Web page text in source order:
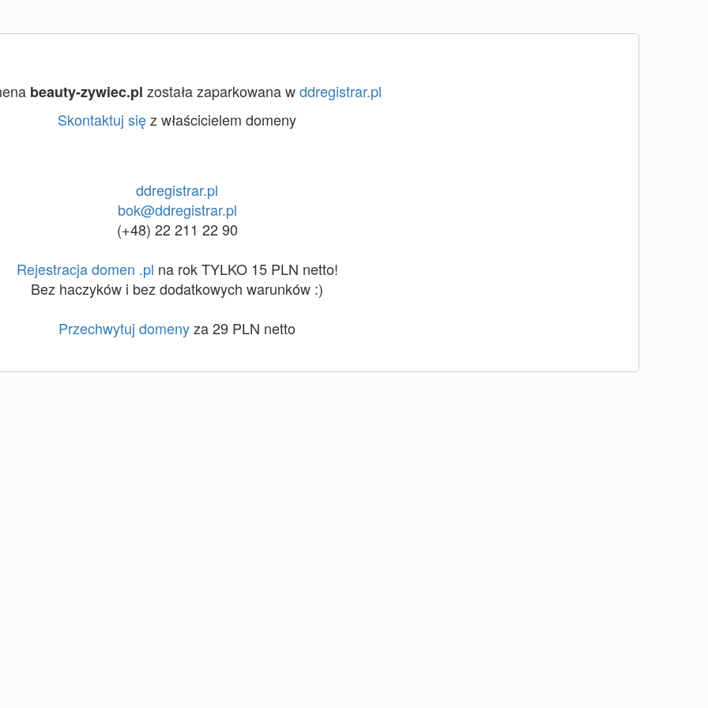
beauty-zywiec.pl została zaparkowana wddregistrar.pl
Skontaktuj sięz właścicielem domeny
ddregistrar.pl
bok@ddregistrar.pl
(+48) 22 211 22 90
Rejestracja domen .pl na rok TYLKO 15 PLN netto!
Bez haczyków i bez dodatkowych warunków :)
Przechwytuj domenyza 29 PLN netto